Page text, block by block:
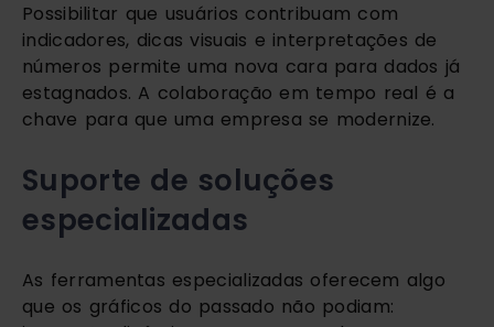
Possibilitar que usuários contribuam com
indicadores, dicas visuais e interpretações de
números permite uma nova cara para dados já
estagnados. A colaboração em tempo real é a
chave para que uma empresa se modernize.
Suporte de soluções
especializadas
As ferramentas especializadas oferecem algo
que os gráficos do passado não podiam: